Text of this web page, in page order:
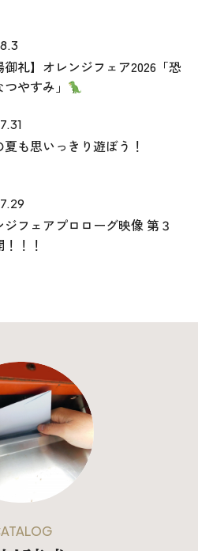
御礼】オレンジフェア2026「恐
やすみ」
も思いっきり遊ぼう！
ジフェアプロローグ映像 第３
！！